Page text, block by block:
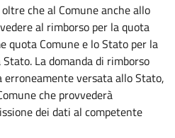
che al Comune anche allo
al rimborso per la quota
quota Comune e lo Stato per la
La domanda di rimborso
erroneamente versata allo Stato,
che provvederà
dei dati al competente